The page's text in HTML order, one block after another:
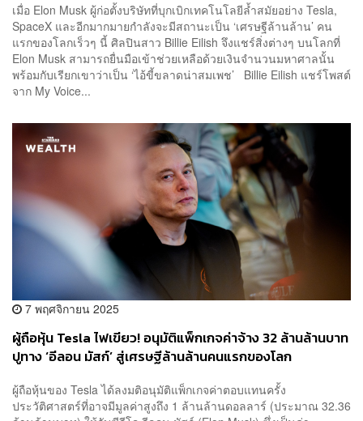
เมื่อ Elon Musk ผู้ก่อตั้งบริษัทที่บุกเบิกเทคโนโลยีล้ำสมัยอย่าง Tesla,
SpaceX และอีกมากมายกำลังจะมีสถานะเป็น ‘เศรษฐีล้านล้าน’ คน
แรกของโลกเร็วๆ นี้ ศิลปินสาว Billie Eilish จึงแชร์สิ่งต่างๆ บนโลกที่
Elon Musk สามารถยื่นมือเข้าช่วยเหลือด้วยเงินจำนวนมหาศาลนั้น
พร้อมกับเรียกเขาว่าเป็น ‘ไอ้ขี้ขลาดน่าสมเพช’ Billie Eilish แชร์โพสต์
จาก My Voice...
7 พฤศจิกายน 2025
ผู้ถือหุ้น Tesla ไฟเขียว! อนุมัติแพ็กเกจค่าจ้าง 32 ล้านล้านบาท
ปูทาง ‘อีลอน มัสก์’ สู่เศรษฐีล้านล้านคนแรกของโลก
ผู้ถือหุ้นของ Tesla ได้ลงมติอนุมัติแพ็กเกจค่าตอบแทนครั้ง
ประวัติศาสตร์ที่อาจมีมูลค่าสูงถึง 1 ล้านล้านดอลลาร์ (ประมาณ 32.36